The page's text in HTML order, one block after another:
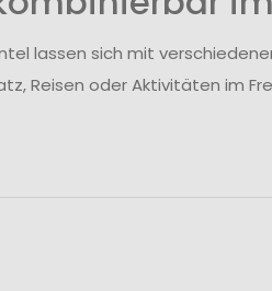
lassen sich mit
Reisen oder Aktivitäten im